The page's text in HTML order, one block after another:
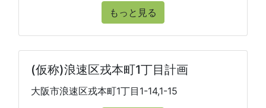
もっと見る
(仮称)浪速区戎本町1丁目計画
大阪市浪速区戎本町1丁目1-14,1-15